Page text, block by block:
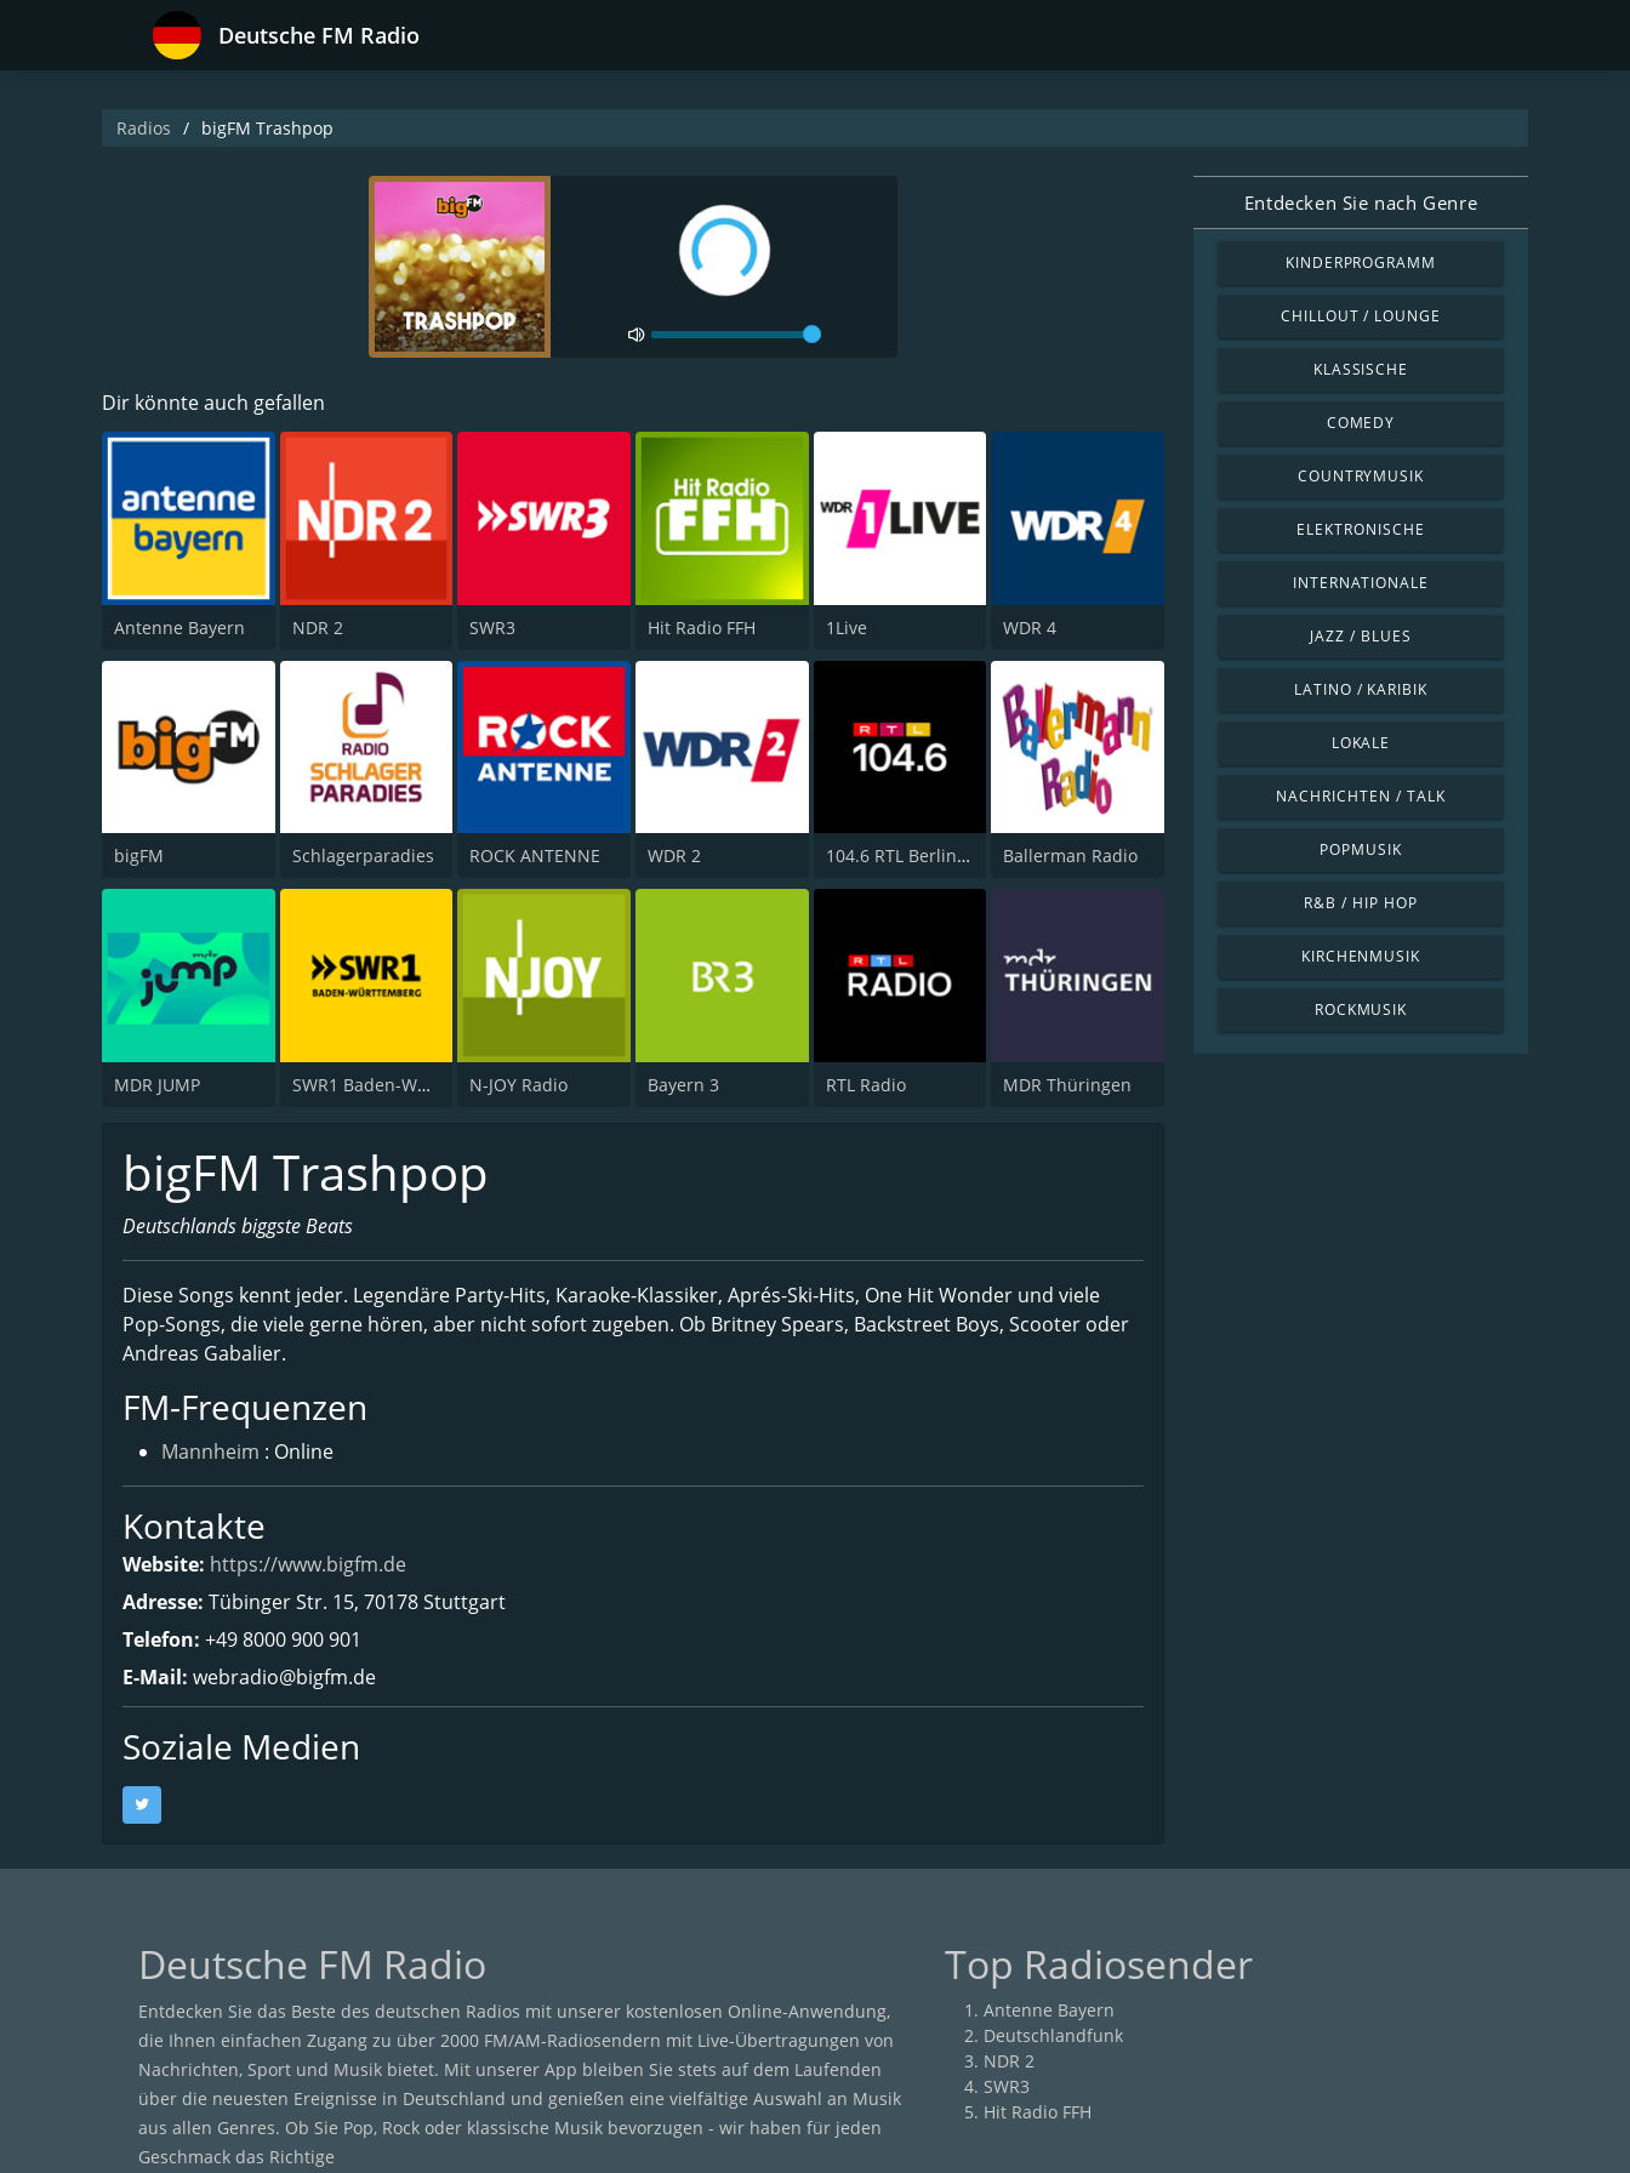
Deutsche FM Radio
Radios bigFM Trashpop
Dir könnte auch gefallen
Antenne Bayern NDR 2 SWR3 Hit Radio FFH 1Live WDR 4
bigFM Schlagerparadies ROCK ANTENNE WDR 2 104.6 RTL Berlins Hitradio Ballerman Radio
MDR JUMP SWR1 Baden-Württemberg N-JOY Radio Bayern 3 RTL Radio MDR Thüringen
bigFM Trashpop
Deutschlands biggste Beats
Diese Songs kennt jeder. Legendäre Party-Hits, Karaoke-Klassiker, Aprés-Ski-Hits, One Hit Wonder und viele
Pop-Songs, die viele gerne hören, aber nicht sofort zugeben. Ob Britney Spears, Backstreet Boys, Scooter oder
Andreas Gabalier.
FM-Frequenzen
Mannheim : Online
Kontakte
Website: https://www.bigfm.de
Adresse: Tübinger Str. 15, 70178 Stuttgart
Telefon: +49 8000 900 901
E-Mail: webradio@bigfm.de
Soziale Medien
Entdecken Sie nach Genre
KINDERPROGRAMM
CHILLOUT / LOUNGE
KLASSISCHE
COMEDY
COUNTRYMUSIK
ELEKTRONISCHE
INTERNATIONALE
JAZZ / BLUES
LATINO / KARIBIK
LOKALE
NACHRICHTEN / TALK
POPMUSIK
R&B / HIP HOP
KIRCHENMUSIK
ROCKMUSIK
Deutsche FM Radio
Entdecken Sie das Beste des deutschen Radios mit unserer kostenlosen Online-Anwendung,
die Ihnen einfachen Zugang zu über 2000 FM/AM-Radiosendern mit Live-Übertragungen von
Nachrichten, Sport und Musik bietet. Mit unserer App bleiben Sie stets auf dem Laufenden
über die neuesten Ereignisse in Deutschland und genießen eine vielfältige Auswahl an Musik
aus allen Genres. Ob Sie Pop, Rock oder klassische Musik bevorzugen - wir haben für jeden
Geschmack das Richtige
Top Radiosender
Antenne Bayern
Deutschlandfunk
NDR 2
SWR3
Hit Radio FFH